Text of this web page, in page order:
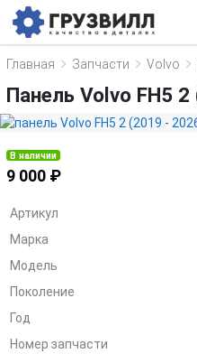
Главная Запчасти Volvo
Панель Volvo FH5
В наличии
9 000 ₽
Артикул
Марка
Модель
Поколение
Год
Номер запчасти